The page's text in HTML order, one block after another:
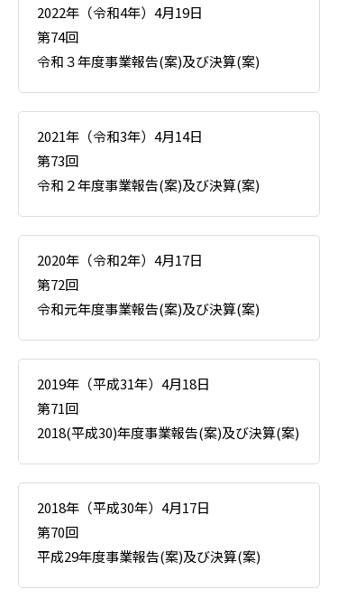
2022年（令和4年）4月19日
第74回
令和３年度事業報告(案)及び決算(案)
2021年（令和3年）4月14日
第73回
令和２年度事業報告(案)及び決算(案)
2020年（令和2年）4月17日
第72回
令和元年度事業報告(案)及び決算(案)
2019年（平成31年）4月18日
第71回
2018(平成30)年度事業報告(案)及び決算(案)
2018年（平成30年）4月17日
第70回
平成29年度事業報告(案)及び決算(案)